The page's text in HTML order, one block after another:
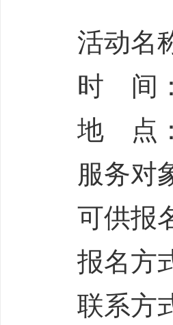
活动名
时 间
地 点
服务对
可供报
报名方
联系方